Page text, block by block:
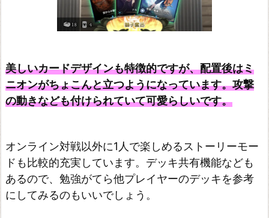
美しいカードデザインも特徴的ですが、配置後はミ
ニオンがちょこんと立つようになっています。攻撃
の動きなども付けられていて可愛らしいです。
オンライン対戦以外に1人で楽しめるストーリーモー
ドも比較的充実しています。デッキ共有機能なども
あるので、勉強がてら他プレイヤーのデッキを参考
にしてみるのもいいでしょう。